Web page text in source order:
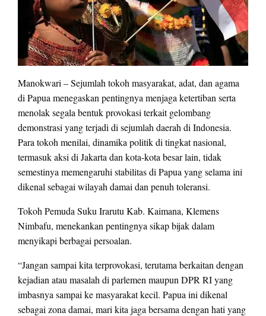
Manokwari – Sejumlah tokoh masyarakat, adat, dan agama
di Papua menegaskan pentingnya menjaga ketertiban serta
menolak segala bentuk provokasi terkait gelombang
demonstrasi yang terjadi di sejumlah daerah di Indonesia.
Para tokoh menilai, dinamika politik di tingkat nasional,
termasuk aksi di Jakarta dan kota-kota besar lain, tidak
semestinya memengaruhi stabilitas di Papua yang selama ini
dikenal sebagai wilayah damai dan penuh toleransi.
Tokoh Pemuda Suku Irarutu Kab. Kaimana, Klemens
Nimbafu, menekankan pentingnya sikap bijak dalam
menyikapi berbagai persoalan.
“Jangan sampai kita terprovokasi, terutama berkaitan dengan
kejadian atau masalah di parlemen maupun DPR RI yang
imbasnya sampai ke masyarakat kecil. Papua ini dikenal
sebagai zona damai, mari kita jaga bersama dengan hati yang